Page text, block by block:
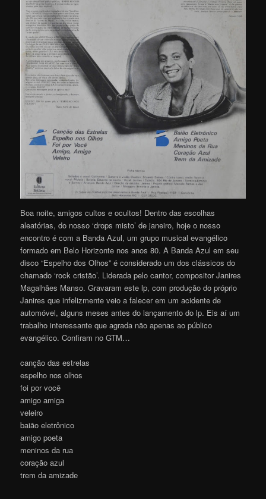
Boa noite, amigos cultos e ocultos! Dentro das escolhas
aleatórias, do nosso ‘drops misto’ de janeiro, hoje o nosso
encontro é com a Banda Azul, um grupo musical evangélico
formado em Belo Horizonte nos anos 80. A Banda Azul em seu
disco “Espelho dos Olhos” é considerado um dos clássicos do
chamado ‘rock cristão’. Liderada pelo cantor, compositor Janires
Magalhães Manso. Gravaram este lp, com produção do próprio
Janires que infelizmente veio a falecer em um acidente de
automóvel, alguns meses antes do lançamento do lp. Eis aí um
trabalho interessante que agrada não apenas ao público
evangélico. Confiram no GTM…
canção das estrelas
espelho nos olhos
foi por você
amigo amiga
veleiro
baião eletrônico
amigo poeta
meninos da rua
coração azul
trem da amizade